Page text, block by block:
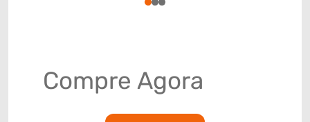
123
Compre Agora